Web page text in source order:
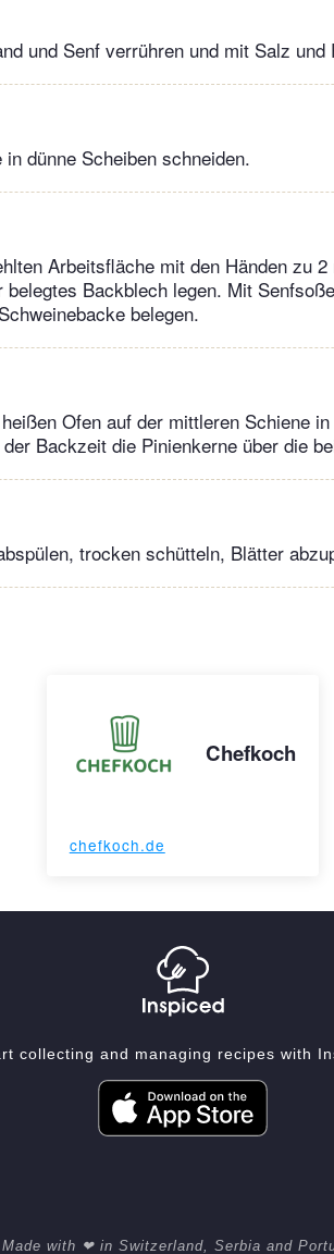
und Senf verrühren und mit Salz
dünne Scheiben schneiden.
Arbeitsfläche mit den Händen zu
Backblech legen. Mit
belegen.
Ofen auf der mittleren Schiene
Backzeit die Pinienkerne über die
trocken schütteln, Blätter
Chefkoch
chefkoch.de
collecting and managing recipes with
Made with ❤ in Switzerland, Serbia and